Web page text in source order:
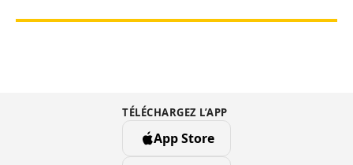
TÉLÉCHARGEZ L’APP
App Store